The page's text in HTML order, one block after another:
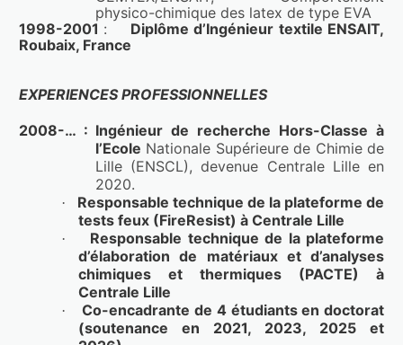
physico-chimique des latex de type EVA
1998-2001 :
Diplôme d’Ingénieur textile ENSAIT,
Roubaix, France
EXPERIENCES PROFESSIONNELLES
2008-… : Ingénieur de recherche Hors-Classe à
l’Ecole Nationale Supérieure de Chimie de
Lille (ENSCL), devenue Centrale Lille en
2020.
·
Responsable technique de la plateforme de
tests feux (FireResist) à Centrale Lille
·
Responsable technique de la plateforme
d’élaboration de matériaux et d’analyses
chimiques et thermiques (PACTE) à
Centrale Lille
·
Co-encadrante de 4 étudiants en doctorat
(soutenance en 2021, 2023, 2025 et